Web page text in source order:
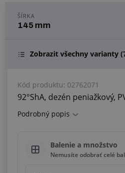
ŠÍRKA
145 mm
Zobrazit všechny varianty
Kód produktu: 02762071
92°ShA, dezén peniažkový,
Podrobný popis
Balenie a množstvo
Nemusíte odobrať celé